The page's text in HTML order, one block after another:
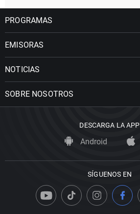
PROGRAMAS
EMISORAS
NOTICIAS
SOBRE NOSOTROS
DESCARGA LA APP
Android
SÍGUENOS EN